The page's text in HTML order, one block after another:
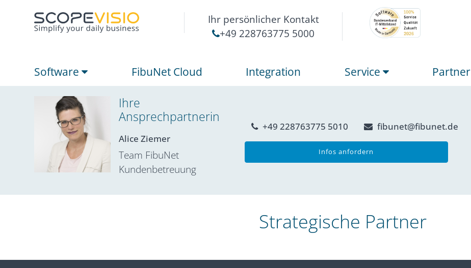
Ihr persönlicher Kontakt
+49 228763775 5000
Software FibuNet Cloud Integration Service Partner
Ihre
Ansprechpartnerin
Alice Ziemer
Team FibuNet
Kundenbetreuung
+49 228763775 5010 fibunet@fibunet.de
Infos anfordern
Strategische Partner